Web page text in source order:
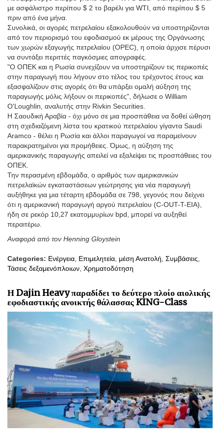
με ασφάλιστρο περίπου $ 2 το βαρέλι για WTI, από περίπου $ 5
πριν από ένα μήνα.
Συνολικά, οι αγορές πετρελαίου εξακολουθούν να υποστηρίζονται
από τον περιορισμό του εφοδιασμού εκ μέρους της Οργάνωσης
των χωρών εξαγωγής πετρελαίου (OPEC), η οποία άρχισε πέρυσι
να συντάξει περιττές παγκόσμιες απογραφές.
"Ο ΟΠΕΚ και η Ρωσία συνεχίζουν να υποστηρίζουν τις περικοπές
στην παραγωγή που λήγουν στο τέλος του τρέχοντος έτους και
εξασφαλίζουν στις αγορές ότι θα υπάρξει ομαλή αύξηση της
παραγωγής μόλις λήξουν οι περικοπές", δήλωσε ο William
O'Loughlin, αναλυτής στην Rivkin Securities.
Η Σαουδική Αραβία - όχι μόνο σε μια προσπάθεια να δοθεί ώθηση
στη σχεδιαζόμενη λίστα του κρατικού πετρελαίου γίγαντα Saudi
Aramco - θέλει η Ρωσία και άλλοι παραγωγοί να παραμείνουν
παρακρατημένοι για προμήθειες. Όμως, η αύξηση της
αμερικανικής παραγωγής απειλεί να εξαλείψει τις προσπάθειες του
ΟΠΕΚ.
Την περασμένη εβδομάδα, ο αριθμός των αμερικανικών
πετρελαϊκών εγκαταστάσεων γεώτρησης για νέα παραγωγή
αυξήθηκε για μια τέταρτη εβδομάδα σε 798, γεγονός που δείχνει
ότι η αμερικανική παραγωγή αργού πετρελαίου (C-OUT-T-EIA),
ήδη σε ρεκόρ 10,27 εκατομμυρίων bpd, μπορεί να αυξηθεί
περαιτέρω.
Αναφορά από τον Henning Gloystein
Categories: Ενέργεια Επιμελητεία μέση Ανατολή Συμβάσεις
Τάσεις δεξαμενόπλοιων Χρηματοδότηση
Η Dajin Heavy παραδίδει το δεύτερο πλοίο αιολικής
εφοδιαστικής ανοικτής θάλασσας KING-Class